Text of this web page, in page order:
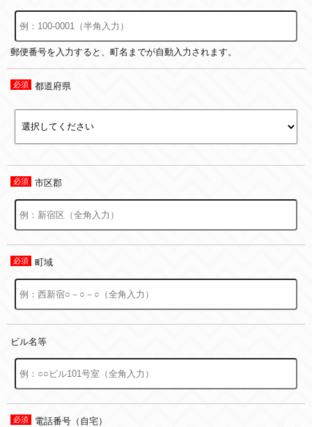
郵便番号を入力すると、町名までが自動入力されます。
都道府県
市区郡
町域
ビル名等
電話番号（自宅）